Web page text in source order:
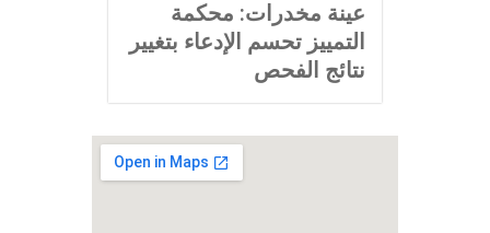
عينة مخدرات: محكمة
التمييز تحسم الإدعاء بتغيير
نتائج الفحص